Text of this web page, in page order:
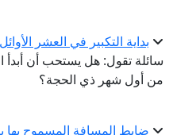
بداية التكبير في العشر
سائلة تقول: هل يستحب أن أبدأ
من أول شهر ذي الحجة؟
ضابط المسافة المسموح